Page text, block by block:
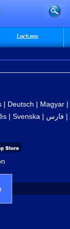
Lectures
| Deutsch | Magyar |
| Svenska | فارس |